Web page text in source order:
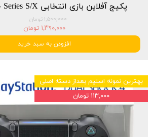
پکیج آفلاین بازی انتخابی Xbox One - Series S/X
۱,۵۰۰,۰۰۰ تومان
۱,۳۹۰,۰۰۰ تومان
افزودن به سبد خرید
بهترین نمونه اسلیم بعداز دسته اصلی
۱۱۳,۰۰۰ تومان